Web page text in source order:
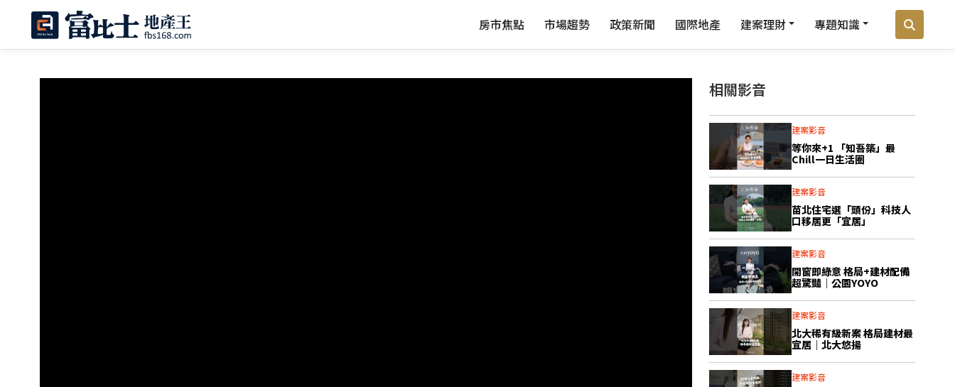
房市焦點 市場趨勢 政策新聞 國際地產 建案理財 專題知識
相關影音
建案影音
等你來+1 「知吾築」最
Chill一日生活圈
建案影音
苗北住宅選「頭份」科技人
口移居更「宜居」
建案影音
開窗即綠意 格局+建材配備
超驚豔｜公園YOYO
建案影音
北大稀有級新案 格局建材最
宜居｜北大悠揚
建案影音